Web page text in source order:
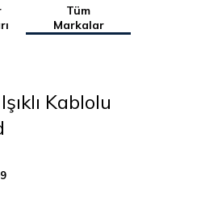
Tüm
Markalar
Kablolu